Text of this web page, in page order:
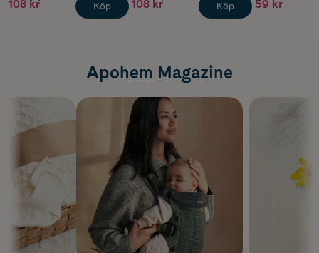
108 kr Köp 108 kr Köp 59 kr
Apohem Magazine